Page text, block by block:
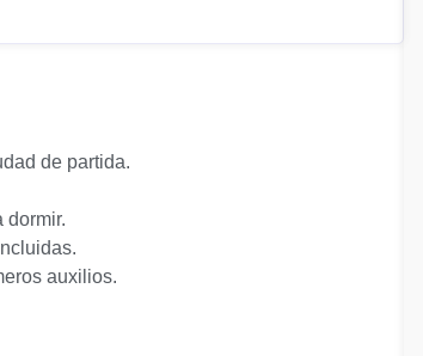
de partida.
dormir.
auxilios.